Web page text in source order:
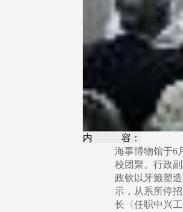
内 容：
海事博物馆于6
校团聚。行政
政钦以牙籤塑
示，从系所停
长〈任职中兴